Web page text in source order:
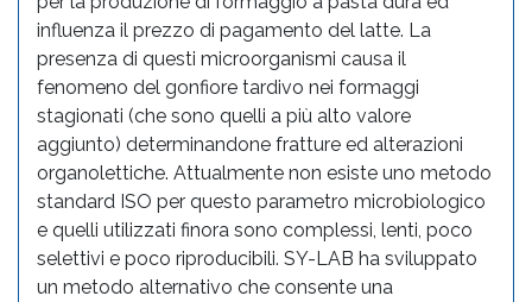
influenza il prezzo di pagamento del latte. La
presenza di questi microorganismi causa il
fenomeno del gonfiore tardivo nei formaggi
stagionati (che sono quelli a più alto valore
aggiunto) determinandone fratture ed alterazioni
organolettiche. Attualmente non esiste uno metodo
standard ISO per questo parametro microbiologico
e quelli utilizzati finora sono complessi, lenti, poco
selettivi e poco riproducibili. SY-LAB ha sviluppato
un metodo alternativo che consente una